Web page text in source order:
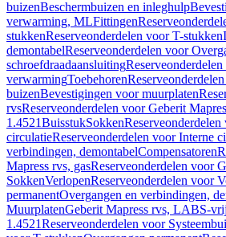
buizenBeschermbuizen en inleghulp
verwarming, MLFittingen
stukkenReserveonderdelen voor T-stukken
demontabelReserveonderdelen voor
schroefdraadaansluiting
verwarmingToebehoren
buizenBevestigingen voor muurplaten
rvsReserveonderdelen voor Geberit
1.4521BuisstukSokken
circulatieReserveonderdelen voor Interne
verbindingen, demontabelCompensatoren
Mapress rvs, gasReserveonderdelen voor
SokkenVerlopenReserveonderdelen voor
permanentOvergangen en verbindingen,
MuurplatenGeberit Mapress rvs, LABS-vrij
1.4521Reserveonderdelen voor